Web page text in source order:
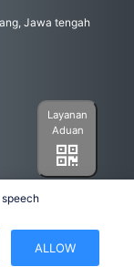
Jawa tengah
Layanan
Aduan
ALLOW